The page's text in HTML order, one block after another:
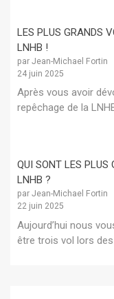
LES PLUS GRANDS
LNHB !
par Jean-Michael Fortin
24 juin 2025
Après vous avoir
repêchage de la
QUI SONT LES PLUS
LNHB ?
par Jean-Michael Fortin
22 juin 2025
Aujourd’hui nous
être trois vol lors des